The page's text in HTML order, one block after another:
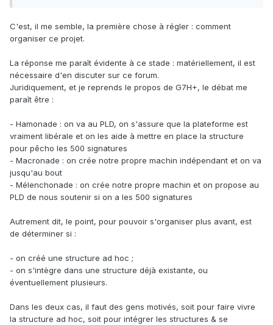
C'est, il me semble, la première chose à régler : comment
organiser ce projet.
La réponse me paraît évidente à ce stade : matériellement, il est
nécessaire d'en discuter sur ce forum.
Juridiquement, et je reprends le propos de G7H+, le débat me
paraît être :
- Hamonade : on va au PLD, on s'assure que la plateforme est
vraiment libérale et on les aide à mettre en place la structure
pour pêcho les 500 signatures
- Macronade : on crée notre propre machin indépendant et on va
jusqu'au bout
- Mélenchonade : on crée notre propre machin et on propose au
PLD de nous soutenir si on a les 500 signatures
Autrement dit, le point, pour pouvoir s'organiser plus avant, est
de déterminer si :
- on créé une structure ad hoc ;
- on s'intègre dans une structure déjà existante, ou
éventuellement plusieurs.
Dans les deux cas, il faut des gens motivés, soit pour faire vivre
la structure ad hoc, soit pour intégrer les structures & se